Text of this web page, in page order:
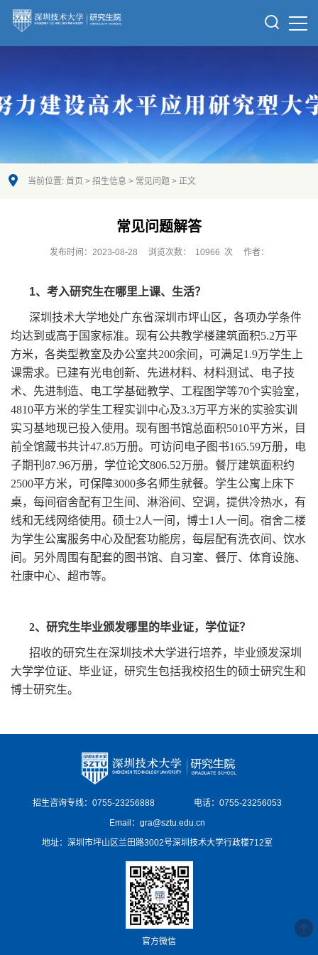
当前位置: 首页 > 招生信息 > 常见问题 > 正文
常见问题解答
发布时间：2023-08-28 浏览次数： 10966 次 作者：
1、考入研究生在哪里上课、生活？
深圳技术大学地处广东省深圳市坪山区，各项办学条件
均达到或高于国家标准。现有公共教学楼建筑面积5.2万平
方米，各类型教室及办公室共200余间，可满足1.9万学生上
课需求。已建有光电创新、先进材料、材料测试、电子技
术、先进制造、电工学基础教学、工程图学等70个实验室，
4810平方米的学生工程实训中心及3.3万平方米的实验实训
实习基地现已投入使用。现有图书馆总面积5010平方米，目
前全馆藏书共计47.85万册。可访问电子图书165.59万册，电
子期刊87.96万册，学位论文806.52万册。餐厅建筑面积约
2500平方米，可保障3000多名师生就餐。学生公寓上床下
桌，每间宿舍配有卫生间、淋浴间、空调，提供冷热水，有
线和无线网络使用。硕士2人一间，博士1人一间。宿舍二楼
为学生公寓服务中心及配套功能房，每层配有洗衣间、饮水
间。另外周围有配套的图书馆、自习室、餐厅、体育设施、
社康中心、超市等。
2、研究生毕业颁发哪里的毕业证，学位证？
招收的研究生在深圳技术大学进行培养，毕业颁发深圳
大学学位证、毕业证，研究生包括我校招生的硕士研究生和
博士研究生。
招生咨询专线：0755-23256888
电话：0755-23256053
Email：gra@sztu.edu.cn
地址：深圳市坪山区兰田路3002号深圳技术大学行政楼712室
官方微信